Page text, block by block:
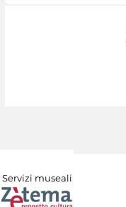
Servizi museali